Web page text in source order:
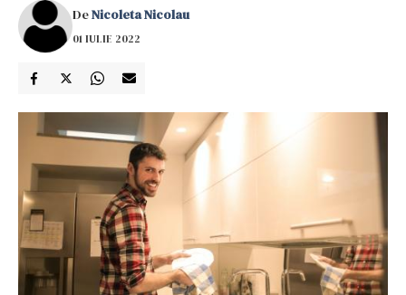
DeNicoleta Nicolau
01 IULIE 2022